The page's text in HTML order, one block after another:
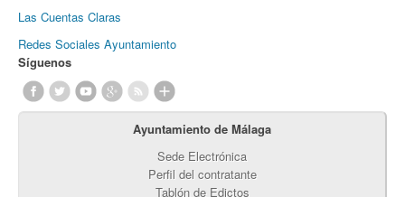
Las Cuentas Claras
Redes Sociales Ayuntamiento
Síguenos
Ayuntamiento de Málaga
Sede Electrónica
Perfil del contratante
Tablón de Edictos